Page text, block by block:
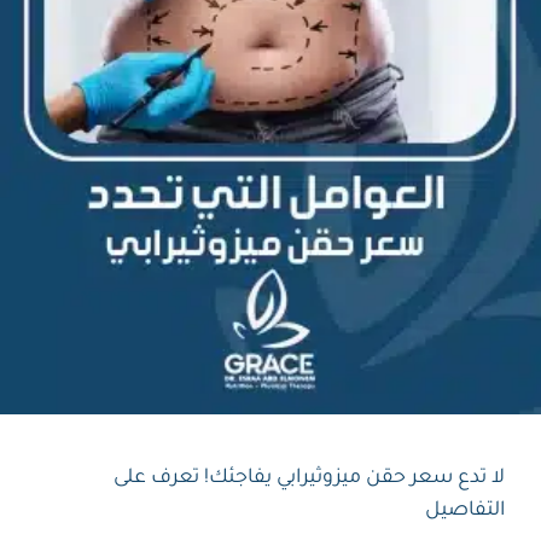
لا تدع سعر حقن ميزوثيرابي يفاجئك! تعرف على
التفاصيل